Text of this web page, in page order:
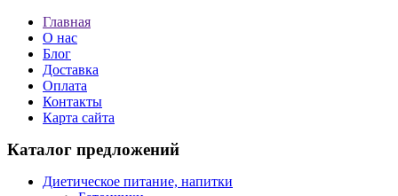
Главная
О нас
Блог
Доставка
Оплата
Контакты
Карта сайта
Каталог предложений
Диетическое питание, напитки